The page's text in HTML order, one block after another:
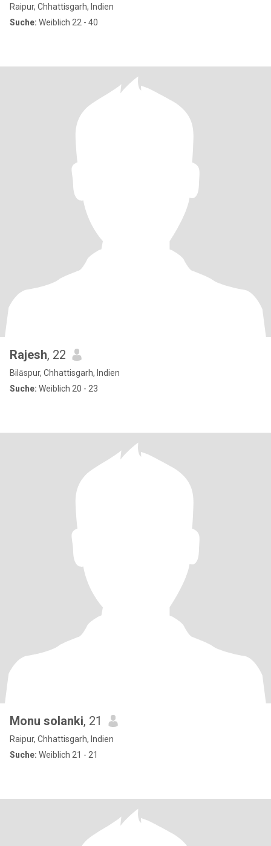
Raipur, Chhattisgarh, Indien
Suche: Weiblich 22 - 40
Rajesh, 22
Bilāspur, Chhattisgarh, Indien
Suche: Weiblich 20 - 23
Monu solanki, 21
Raipur, Chhattisgarh, Indien
Suche: Weiblich 21 - 21